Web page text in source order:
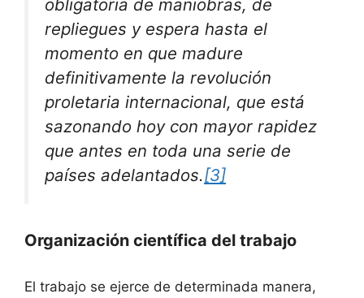
obligatoria de maniobras, de
repliegues y espera hasta el
momento en que madure
definitivamente la revolución
proletaria internacional, que está
sazonando hoy con mayor rapidez
que antes en toda una serie de
países adelantados.[3]
Organización científica del trabajo
El trabajo se ejerce de determinada manera,